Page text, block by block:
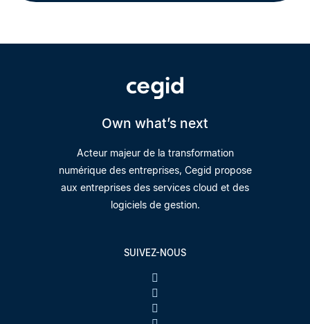
Own what’s next
Acteur majeur de la transformation
numérique des entreprises, Cegid propose
aux entreprises des services cloud et des
logiciels de gestion.
SUIVEZ-NOUS